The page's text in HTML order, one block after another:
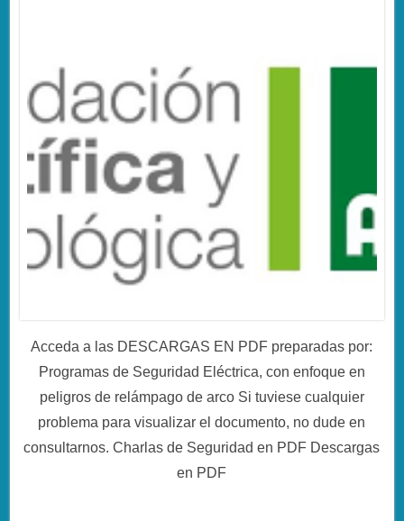
Acceda a las DESCARGAS EN PDF preparadas por:
Programas de Seguridad Eléctrica, con enfoque en
peligros de relámpago de arco Si tuviese cualquier
problema para visualizar el documento, no dude en
consultarnos. Charlas de Seguridad en PDF Descargas
en PDF